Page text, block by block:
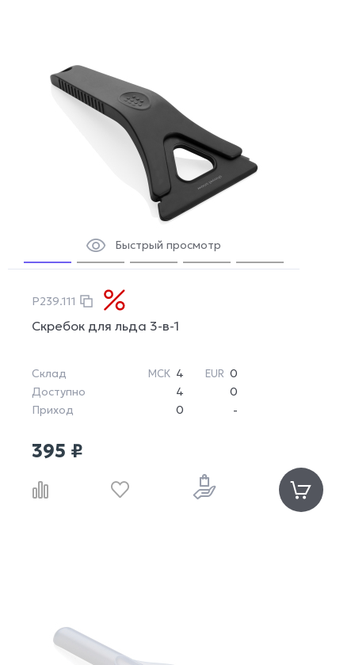
Быстрый просмотр
P239.111
Скребок для льда 3-в-1
Склад МСК 4 EUR 0
Доступно
4
0
Приход
0 -
395 ₽